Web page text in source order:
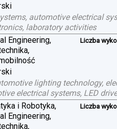
automotive electrical
laboratory activities
Engineering,
Liczba
lighting technology,
electrical systems, LED
i Robotyka,
Engineering,
Liczba